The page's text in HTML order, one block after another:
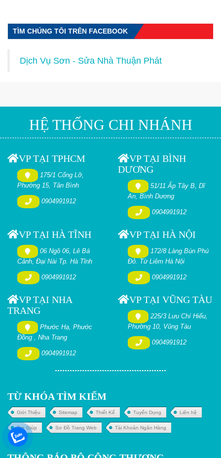
TÌM CHÚNG TÔI TRÊN FACEBOOK
Dịch Vụ Sơn - Sửa Nhà Thuận Phát
HỆ THỐNG CHI NHÁNH
VP TẠI TPHCM
175/1 Cống Lỡ,
Phường 15, Tân Bình
0904991912
VP TẠI BÌNH
DƯƠNG
51/11 Ấp Tây B, Dĩ
An, Bình Dương
0904991912
VP TẠI HÀ TĨNH
06 Ngõ 06, Lê Bá
Cảnh, Đại Nài Tp. Hà Tĩnh
0904991912
VP TẠI HÀ NỘI
172/8 Làng Bún Phú
Đô. Từ Liêm Hà Nội
0904991912
VP TẠI NHA
TRANG
Phước Hạ, Phước
Đồng , Nha Trang
0904991912
VP TẠI VŨNG TÀU
225/3 Lưu Chí Hiếu,
Phường 10, Vũng Tàu
0904991912
TỪ KHÓA TÌM KIẾM
Giới Thiệu Sitemap Thiết Kế Tuyển Dụng Liên hệ
Trợ Giúp Sơ Đồ Trang Web Tài Khoản Ngân Hàng